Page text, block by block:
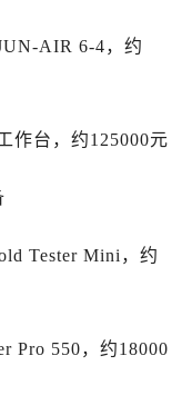
AIR 6-4，约
作台，约125000元
Tester Mini，约
Pro 550，约18000